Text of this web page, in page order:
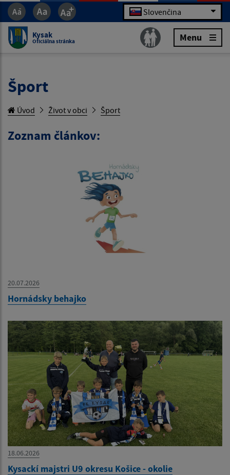
Slovenčina
Kysak
Oficiálna stránka Menu
Šport
Úvod Život v obci Šport
Zoznam článkov:
20.07.2026
Hornádsky behajko
18.06.2026
Kysackí majstri U9 okresu Košice - okolie